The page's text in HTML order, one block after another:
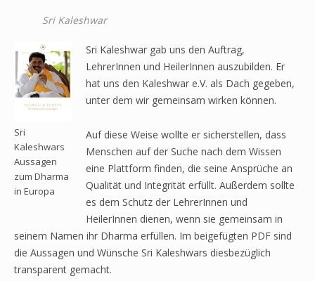
Sri Kaleshwar
Sri
Kaleshwars
Aussagen
zum Dharma
in Europa
Sri Kaleshwar gab uns den Auftrag,
LehrerInnen und HeilerInnen auszubilden. Er
hat uns den Kaleshwar e.V. als Dach gegeben,
unter dem wir gemeinsam wirken können.
Auf diese Weise wollte er sicherstellen, dass
Menschen auf der Suche nach dem Wissen
eine Plattform finden, die seine Ansprüche an
Qualität und Integrität erfüllt. Außerdem sollte
es dem Schutz der LehrerInnen und
HeilerInnen dienen, wenn sie gemeinsam in
seinem Namen ihr Dharma erfüllen. Im beigefügten PDF sind
die Aussagen und Wünsche Sri Kaleshwars diesbezüglich
transparent gemacht.